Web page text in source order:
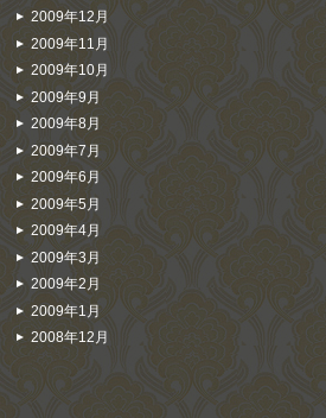
2009年12月
2009年11月
2009年10月
2009年9月
2009年8月
2009年7月
2009年6月
2009年5月
2009年4月
2009年3月
2009年2月
2009年1月
2008年12月